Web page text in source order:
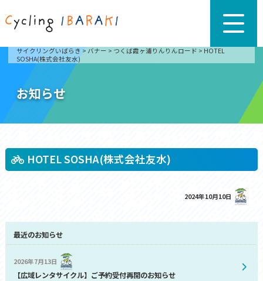
サイクリングいばらき > バナー > つくば霞ヶ浦りんりんロード > HOTEL
SOSHA(株式会社友水)
お知らせ
HOTEL SOSHA(株式会社友水)
2024年10月10日
最近のお知らせ
2026年7月13日
【広域レンタサイクル】ご予約受付再開のお知らせ